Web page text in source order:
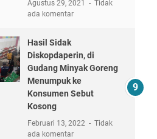
Agustus 29, 2021
Tidak
ada komentar
Hasil Sidak
Diskopdaperin, di
Gudang Minyak Goreng
Menumpuk ke
Konsumen Sebut
Kosong
Februari 13, 2022
Tidak
ada komentar